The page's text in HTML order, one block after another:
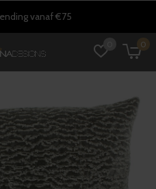
0
vanaf €75